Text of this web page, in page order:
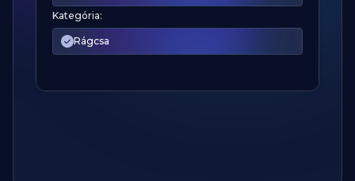
Kategória:
Rágcsa